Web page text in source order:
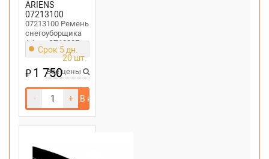
ARIENS
07213100
07213100 Ремень
снегоуборщика
Ariens ST1232E,
ST1236, ST1236E,
Срок 5 дн.
20 шт.
₽1 750
Все цены
- + В корзину